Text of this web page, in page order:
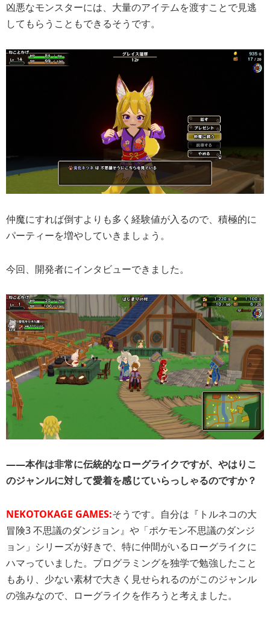
凶悪なモンスターには、大量のアイテムを渡すことで見逃
してもらうこともできるそうです。
仲魔にすれば倒すよりも多く経験値が入るので、積極的に
パーティーを増やしていきましょう。
今回、開発者にインタビューできました。
――本作は非常に伝統的なローグライクですが、やはりこ
のジャンルに対して愛着を感じていらっしゃるのですか？
NEKOTOKAGE GAMES:そうです。自分は『トルネコの大
冒険3 不思議のダンジョン』や「ポケモン不思議のダンジ
ョン」シリーズが好きで、特に仲間がいるローグライクに
ハマっていました。プログラミングを独学で勉強したこと
もあり、少ない素材で大きく見せられるのがこのジャンル
の強みなので、ローグライクを作ろうと考えました。